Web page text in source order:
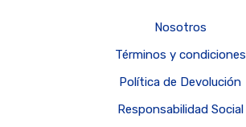
Nosotros
Términos y condiciones
Política de Devolución
Responsabilidad Social